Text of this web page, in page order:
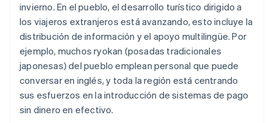
invierno. En el pueblo, el desarrollo turístico dirigido a
los viajeros extranjeros está avanzando, esto incluye la
distribución de información y el apoyo multilingüe. Por
ejemplo, muchos ryokan (posadas tradicionales
japonesas) del pueblo emplean personal que puede
conversar en inglés, y toda la región está centrando
sus esfuerzos en la introducción de sistemas de pago
sin dinero en efectivo.